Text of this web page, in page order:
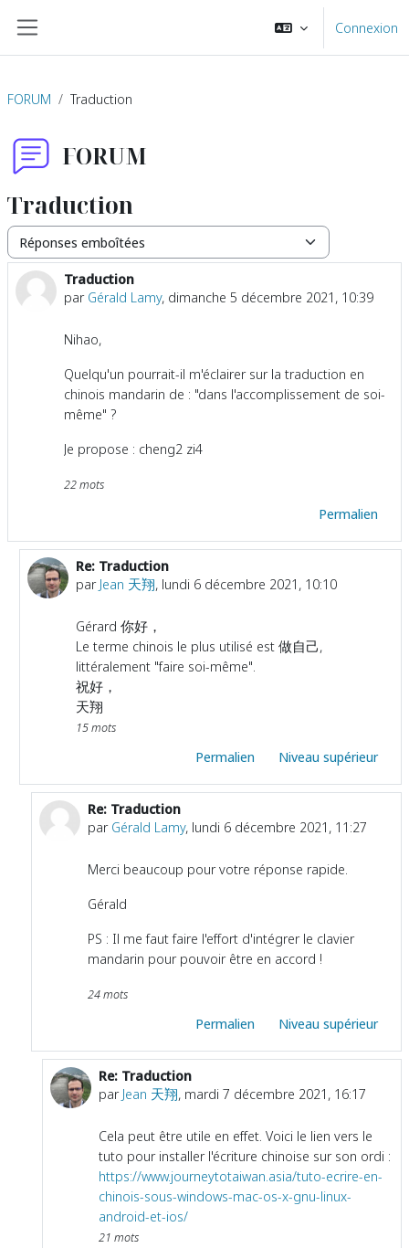
Connexion
FORUM Traduction
FORUM
Traduction
Type d’affichage
Traduction
par Gérald Lamy, dimanche 5 décembre 2021, 10:39
Nombre de réponses : 3
Nihao,
Quelqu'un pourrait-il m'éclairer sur la traduction en
chinois mandarin de : "dans l'accomplissement de soi-
même" ?
Je propose : cheng2 zi4
22 mots
Permalien
En réponse à Gérald Lamy
Re: Traduction
par Jean 天翔, lundi 6 décembre 2021, 10:10
Gérard 你好，
Le terme chinois le plus utilisé est 做自己,
littéralement "faire soi-même".
祝好，
天翔
15 mots
Permalien Niveau supérieur
En réponse à Jean 天翔
Re: Traduction
par Gérald Lamy, lundi 6 décembre 2021, 11:27
Merci beaucoup pour votre réponse rapide.
Gérald
PS : Il me faut faire l'effort d'intégrer le clavier
mandarin pour pouvoir être en accord !
24 mots
Permalien Niveau supérieur
En réponse à Gérald Lamy
Re: Traduction
par Jean 天翔, mardi 7 décembre 2021, 16:17
Cela peut être utile en effet. Voici le lien vers le
tuto pour installer l'écriture chinoise sur son ordi :
https://www.journeytotaiwan.asia/tuto-ecrire-en-
chinois-sous-windows-mac-os-x-gnu-linux-
android-et-ios/
21 mots